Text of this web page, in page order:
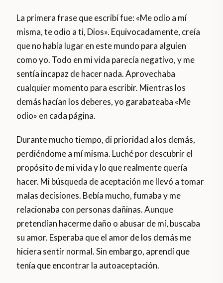
La primera frase que escribí fue: «Me odio a mí
misma, te odio a ti, Dios». Equivocadamente, creía
que no había lugar en este mundo para alguien
como yo. Todo en mi vida parecía negativo, y me
sentía incapaz de hacer nada. Aprovechaba
cualquier momento para escribir. Mientras los
demás hacían los deberes, yo garabateaba «Me
odio» en cada página.
Durante mucho tiempo, di prioridad a los demás,
perdiéndome a mí misma. Luché por descubrir el
propósito de mi vida y lo que realmente quería
hacer. Mi búsqueda de aceptación me llevó a tomar
malas decisiones. Bebía mucho, fumaba y me
relacionaba con personas dañinas. Aunque
pretendían hacerme daño o abusar de mí, buscaba
su amor. Esperaba que el amor de los demás me
hiciera sentir normal. Sin embargo, aprendí que
tenía que encontrar la autoaceptación.